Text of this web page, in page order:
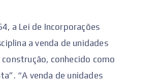
a Lei de Incorporações
a venda de unidades
conhecido como
“A venda de unidades